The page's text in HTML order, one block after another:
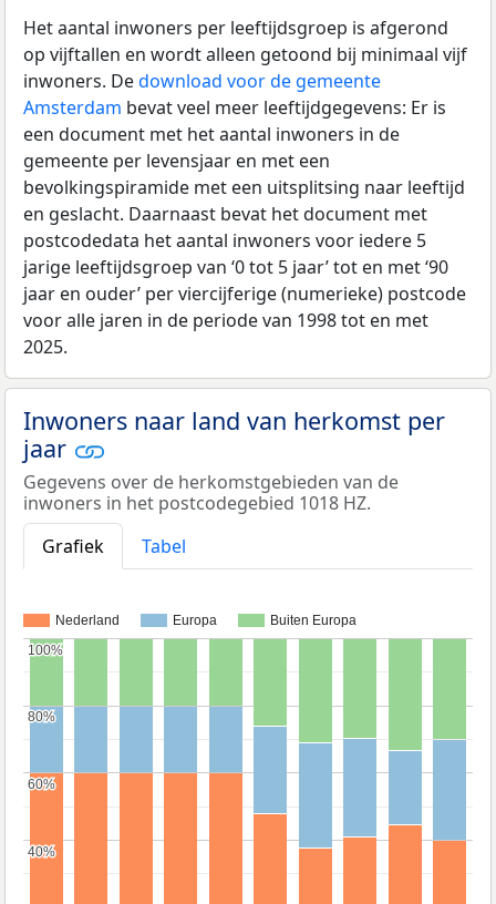
Het aantal inwoners per leeftijdsgroep is afgerond
op vijftallen en wordt alleen getoond bij minimaal vijf
inwoners. Dedownload voor de gemeente
Amsterdam bevat veel meer leeftijdgegevens: Er is
een document met het aantal inwoners in de
gemeente per levensjaar en met een
bevolkingspiramide met een uitsplitsing naar leeftijd
en geslacht. Daarnaast bevat het document met
postcodedata het aantal inwoners voor iedere 5
jarige leeftijdsgroep van ‘0 tot 5 jaar’ tot en met ‘90
jaar en ouder’ per viercijferige (numerieke) postcode
voor alle jaren in de periode van 1998 tot en met
2025.
Inwoners naar land van herkomst per
jaar
Gegevens over de herkomstgebieden van de
inwoners in het postcodegebied 1018 HZ.
Grafiek
Tabel
Nederland Europa Buiten Europa
40%
40%
60%
60%
80%
80%
100%
100%